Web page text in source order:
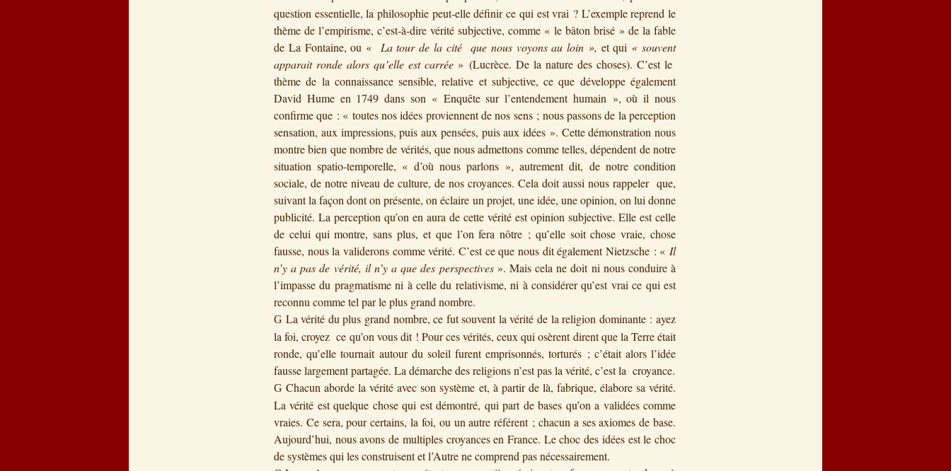
question essentielle, la philosophie peut-elle définir ce qui est vrai ? L’exemple reprend le
thème de l’empirisme, c’est-à-dire vérité subjective, comme « le bâton brisé » de la fable
de La Fontaine, ou « La tour de la cité que nous voyons au loin », et qui « souvent
apparait ronde alors qu’elle est carrée» (Lucrèce. De la nature des choses). C’est le
thème de la connaissance sensible, relative et subjective, ce que développe également
David Hume en 1749 dans son « Enquête sur l’entendement humain », où il nous
confirme que : « toutes nos idées proviennent de nos sens ; nous passons de la perception
sensation, aux impressions, puis aux pensées, puis aux idées ». Cette démonstration nous
montre bien que nombre de vérités, que nous admettons comme telles, dépendent de notre
situation spatio-temporelle, « d’où nous parlons », autrement dit, de notre condition
sociale, de notre niveau de culture, de nos croyances. Cela doit aussi nous rappeler que,
suivant la façon dont on présente, on éclaire un projet, une idée, une opinion, on lui donne
publicité. La perception qu’on en aura de cette vérité est opinion subjective. Elle est celle
de celui qui montre, sans plus, et que l’on fera nôtre ; qu’elle soit chose vraie, chose
fausse, nous la validerons comme vérité. C’est ce que nous dit également Nietzsche : « Il
n’y a pas de vérité, il n’y a que des perspectives». Mais cela ne doit ni nous conduire à
l’impasse du pragmatisme ni à celle du relativisme, ni à considérer qu’est vrai ce qui est
reconnu comme tel par le plus grand nombre.
G La vérité du plus grand nombre, ce fut souvent la vérité de la religion dominante : ayez
la foi, croyez ce qu’on vous dit ! Pour ces vérités, ceux qui osèrent dirent que la Terre était
ronde, qu’elle tournait autour du soleil furent emprisonnés, torturés ; c’était alors l’idée
fausse largement partagée. La démarche des religions n’est pas la vérité, c’est la croyance.
GChacun aborde la vérité avec son système et, à partir de là, fabrique, élabore sa vérité.
La vérité est quelque chose qui est démontré, qui part de bases qu’on a validées comme
vraies. Ce sera, pour certains, la foi, ou un autre référent ; chacun a ses axiomes de base.
Aujourd’hui, nous avons de multiples croyances en France. Le choc des idées est le choc
de systèmes qui les construisent et l’Autre ne comprend pas nécessairement.